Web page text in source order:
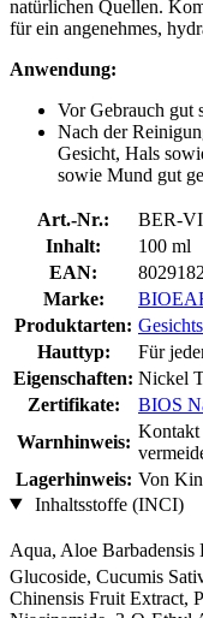
natürlichen Quellen.
für ein angenehmes,
Anwendung:
Vor Gebrauch gut
Nach der
Gesicht, Hals
sowie Mund gut
Art.-Nr.:
BER-
Inhalt:
100 ml
EAN:
Marke:
Produktarten:
Hauttyp:
Für
Eigenschaften: Nickel
Zertifikate:
BIOS
Warnhinweis:
Kontakt
Lagerhinweis: Von
Inhaltsstoffe (INCI)
Aqua, Aloe Barbadensis
Glucoside, Cucumis
Chinensis Fruit Extract,